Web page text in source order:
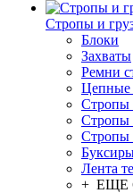
Стропы и
Блоки
Захваты
Ремни
Цепные
Стропы
Стропы
Стропы
Лента
+ ЕЩЕ